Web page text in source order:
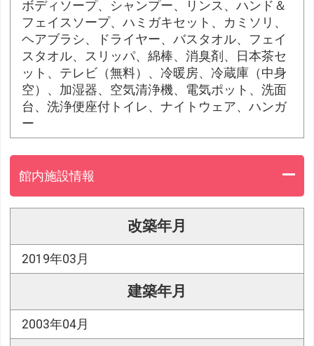
ボディソープ、シャンプー、リンス、ハンド＆
フェイスソープ、ハミガキセット、カミソリ、
ヘアブラシ、ドライヤー、バスタオル、フェイ
スタオル、スリッパ、綿棒、消臭剤、日本茶セ
ット、テレビ（無料）、冷暖房、冷蔵庫（中身
空）、加湿器、空気清浄機、電気ポット、洗面
台、洗浄便座付トイレ、ナイトウェア、ハンガ
ー
館内施設情報
改築年月
2019年03月
建築年月
2003年04月